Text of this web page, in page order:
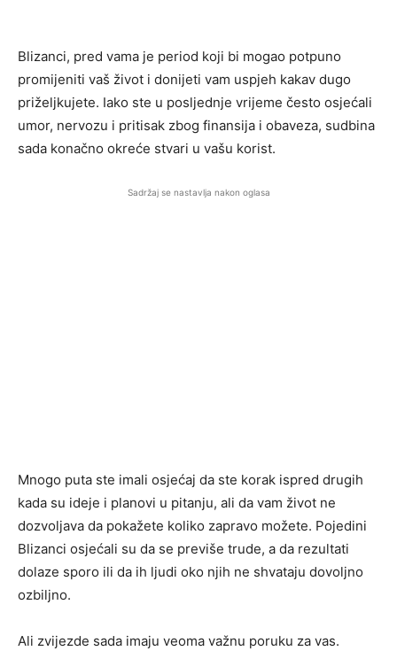
Blizanci, pred vama je period koji bi mogao potpuno
promijeniti vaš život i donijeti vam uspjeh kakav dugo
priželjkujete. Iako ste u posljednje vrijeme često osjećali
umor, nervozu i pritisak zbog finansija i obaveza, sudbina
sada konačno okreće stvari u vašu korist.
Sadržaj se nastavlja nakon oglasa
Mnogo puta ste imali osjećaj da ste korak ispred drugih
kada su ideje i planovi u pitanju, ali da vam život ne
dozvoljava da pokažete koliko zapravo možete. Pojedini
Blizanci osjećali su da se previše trude, a da rezultati
dolaze sporo ili da ih ljudi oko njih ne shvataju dovoljno
ozbiljno.
Ali zvijezde sada imaju veoma važnu poruku za vas.